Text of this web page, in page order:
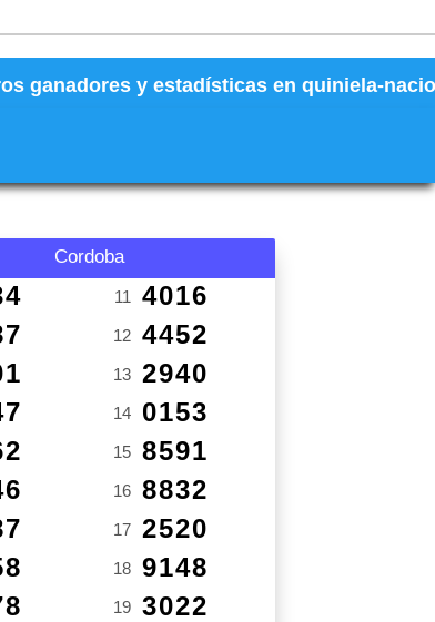
y estadísticas en quiniela-
Cordoba
11 4016
12 4452
13 2940
14 0153
15 8591
16 8832
17 2520
18 9148
19 3022